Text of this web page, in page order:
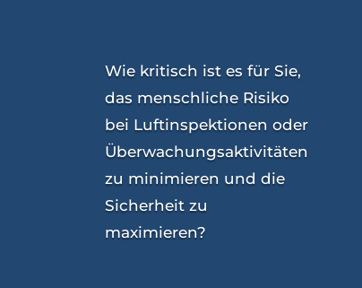
Wie kritisch ist es für Sie,
das menschliche Risiko
bei Luftinspektionen oder
Überwachungsaktivitäten
zu minimieren und die
Sicherheit zu
maximieren?